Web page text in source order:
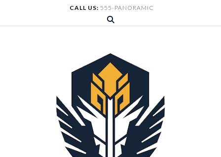
content
CALL US: 555-PANORAMIC